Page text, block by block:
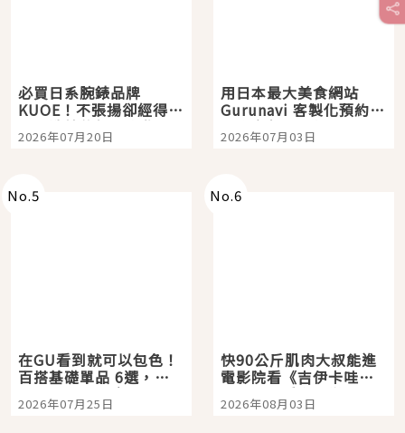
必買日系腕錶品牌
KUOE！不張揚卻經得起
時間洗鍊的經典之作五
選
2026年07月20日
用日本最大美食網站
Gurunavi 客製化預約九
大都市餐廳，打造專屬
美食體驗！
2026年07月03日
No.5
在GU看到就可以包色！
百搭基礎單品 6選，閉
眼全收也不心疼
2026年07月25日
No.6
快90公斤肌肉大叔能進
電影院看《吉伊卡哇》
嗎？日本重金屬樂團
「打首」會長與nagano
2026年08月03日